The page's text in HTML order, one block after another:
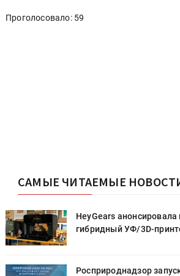
Проголосовало: 59
САМЫЕ ЧИТАЕМЫЕ
HeyGears
гибридный УФ/3D-
Росприроднадзор